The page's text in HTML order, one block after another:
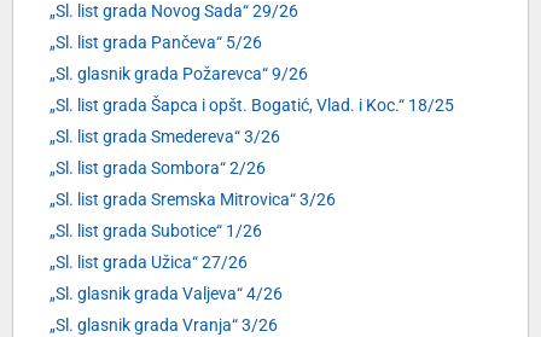
„Sl. list grada Novog Sada“ 29/26
„Sl. list grada Pančeva“ 5/26
„Sl. glasnik grada Požarevca“ 9/26
„Sl. list grada Šapca i opšt. Bogatić, Vlad. i Koc.“ 18/25
„Sl. list grada Smedereva“ 3/26
„Sl. list grada Sombora“ 2/26
„Sl. list grada Sremska Mitrovica“ 3/26
„Sl. list grada Subotice“ 1/26
„Sl. list grada Užica“ 27/26
„Sl. glasnik grada Valjeva“ 4/26
„Sl. glasnik grada Vranja“ 3/26